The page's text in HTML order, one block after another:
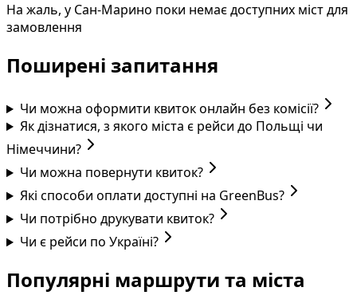
На жаль, у Сан-Марино поки немає доступних міст для
замовлення
Поширені запитання
Чи можна оформити квиток онлайн без комісії?
Як дізнатися, з якого міста є рейси до Польщі чи
Німеччини?
Чи можна повернути квиток?
Які способи оплати доступні на GreenBus?
Чи потрібно друкувати квиток?
Чи є рейси по Україні?
Популярні маршрути та міста